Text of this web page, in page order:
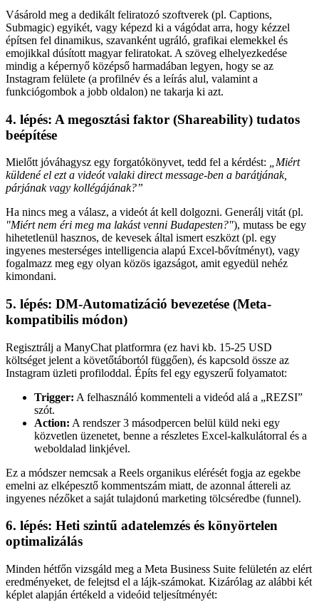
Vásárold meg a dedikált feliratozó szoftverek (pl. Captions,
Submagic) egyikét, vagy képezd ki a vágódat arra, hogy kézzel
építsen fel dinamikus, szavanként ugráló, grafikai elemekkel és
emojikkal dúsított magyar feliratokat. A szöveg elhelyezkedése
mindig a képernyő középső harmadában legyen, hogy se az
Instagram felülete (a profilnév és a leírás alul, valamint a
funkciógombok a jobb oldalon) ne takarja ki azt.
4. lépés: A megosztási faktor (Shareability) tudatos
beépítése
Mielőtt jóváhagysz egy forgatókönyvet, tedd fel a kérdést:
„Miért
küldené el ezt a videót valaki direct message-ben a barátjának,
párjának vagy kollégájának?”
Ha nincs meg a válasz, a videót át kell dolgozni. Generálj vitát (pl.
"Miért nem éri meg ma lakást venni Budapesten?"), mutass be egy
hihetetlenül hasznos, de kevesek által ismert eszközt (pl. egy
ingyenes mesterséges intelligencia alapú Excel-bővítményt), vagy
fogalmazz meg egy olyan közös igazságot, amit egyedül nehéz
kimondani.
5. lépés: DM-Automatizáció bevezetése (Meta-
kompatibilis módon)
Regisztrálj a ManyChat platformra (ez havi kb. 15-25 USD
költséget jelent a követőtábortól függően), és kapcsold össze az
Instagram üzleti profiloddal. Építs fel egy egyszerű folyamatot:
Trigger: A felhasználó kommenteli a videód alá a „REZSI”
szót.
Action: A rendszer 3 másodpercen belül küld neki egy
közvetlen üzenetet, benne a részletes Excel-kalkulátorral és a
weboldalad linkjével.
Ez a módszer nemcsak a Reels organikus elérését fogja az egekbe
emelni az elképesztő kommentszám miatt, de azonnal áttereli az
ingyenes nézőket a saját tulajdonú marketing tölcséredbe (funnel).
6. lépés: Heti szintű adatelemzés és könyörtelen
optimalizálás
Minden hétfőn vizsgáld meg a Meta Business Suite felületén az elért
eredményeket, de felejtsd el a lájk-számokat. Kizárólag az alábbi két
képlet alapján értékeld a videóid teljesítményét: